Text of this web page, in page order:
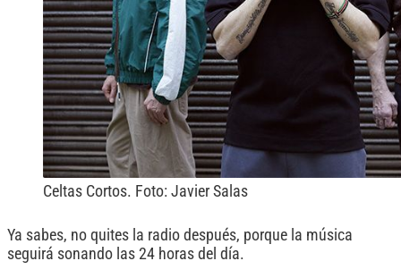
Celtas Cortos. Foto: Javier Salas
Ya sabes, no quites la radio después, porque la música
seguirá sonando las 24 horas del día.